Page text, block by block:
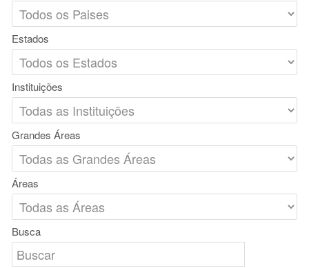
Estados
Instituições
Grandes Áreas
Áreas
Busca